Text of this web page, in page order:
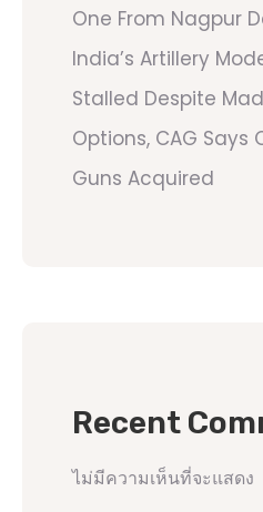
One From Nagpur
India’s Artillery
Stalled Despite
Options, CAG Says
Guns Acquired
Recent
ไม่มีความเห็นที่จะแสดง